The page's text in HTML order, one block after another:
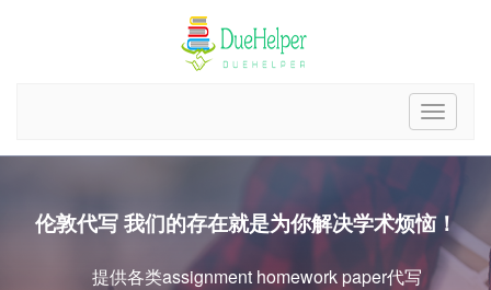
伦敦代写 我们的存在就是为你解决学术烦恼！
提供各类assignment homework paper代写